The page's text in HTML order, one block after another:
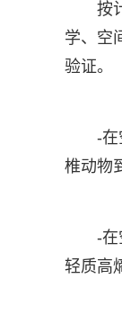
按
学、空
验证。
-在
椎动物
-在
轻质高